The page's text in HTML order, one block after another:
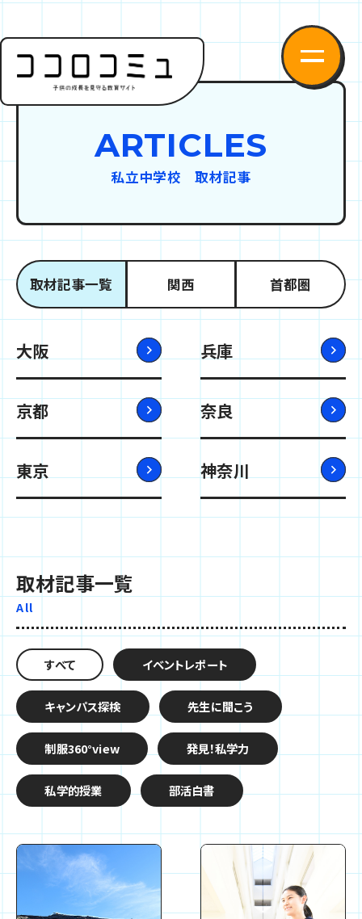
ARTICLES
私立中学校 取材記事
取材記事一覧 関西 首都圏
大阪 兵庫
京都 奈良
東京 神奈川
取材記事一覧
All
すべて イベントレポート
キャンパス探検 先生に聞こう
制服360°view 発見！私学力
私学的授業 部活白書